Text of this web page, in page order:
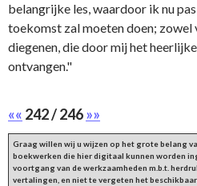
belangrijke les, waardoor ik nu
toekomst zal moeten doen;
diegenen, die door mij het
ontvangen."
«« 242 / 246»»
Graag willen wij u wijzen op het grote belang
boekwerken die hier digitaal kunnen worden
voortgang van de werkzaamheden m.b.t.
vertalingen, en niet te vergeten het